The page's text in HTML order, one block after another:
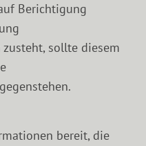
Berichtigung
sollte diesem
bereit, die